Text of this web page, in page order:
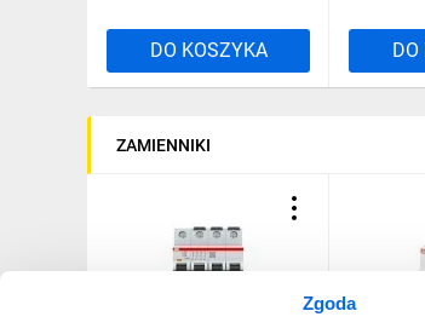
Zgoda
DO KOSZYKA DO
ZAMIENNIKI